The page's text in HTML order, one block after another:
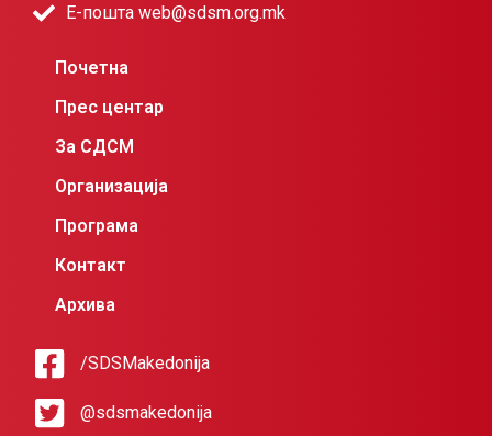
Е-пошта web@sdsm.org.mk
Почетна
Прес центар
За СДСМ
Организација
Програма
Контакт
Архива
/SDSMakedonija
@sdsmakedonija